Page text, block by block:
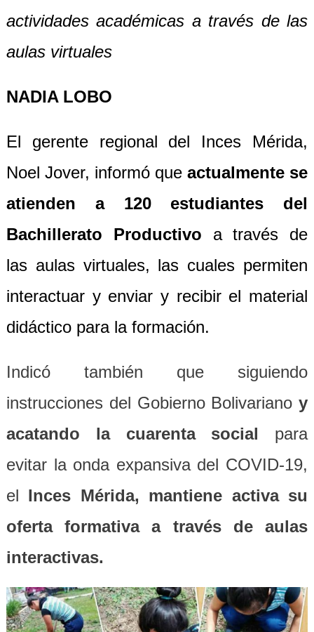
actividades académicas a través de las
aulas virtuales
NADIA LOBO
El gerente regional del Inces Mérida,
Noel Jover, informó queactualmente se
atienden a 120 estudiantes del
Bachillerato Productivo a través de
las aulas virtuales, las cuales permiten
interactuar y enviar y recibir el material
didáctico para la formación.
Indicó también que siguiendo
instrucciones del Gobierno Bolivarianoy
acatando la cuarenta social para
evitar la onda expansiva del COVID-19,
el Inces Mérida, mantiene activa su
oferta formativa a través de aulas
interactivas.